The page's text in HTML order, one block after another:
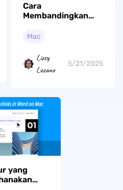
Cara
Membandingkan
Metode)
Mac
Lizzy
Lozano
5/21/2025
yang